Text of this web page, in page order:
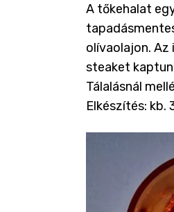
A tőkehalat
olívaolajon.
steaket
Tálalásnál
Elkészítés: kb.